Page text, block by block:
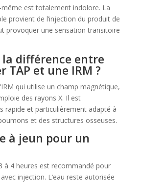
même est totalement indolore. La
provient de l’injection du produit de
provoquer une sensation transitoire
la différence entre
TAP et une IRM ?
qui utilise un champ magnétique,
des rayons X. Il est
rapide et particulièrement adapté à
et des structures osseuses.
à jeun pour un
à 4 heures est recommandé pour
injection. L’eau reste autorisée